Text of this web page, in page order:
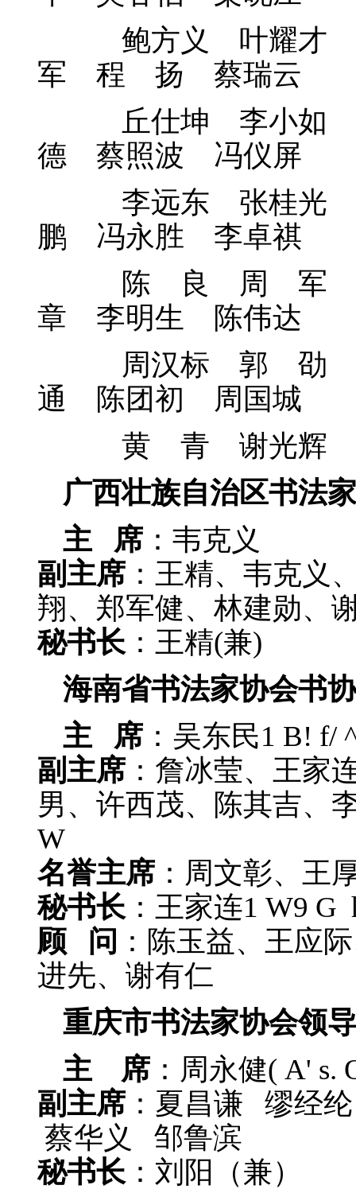
鲍方义 叶耀才
军 程 扬 蔡瑞云
丘仕坤 李小如
德 蔡照波 冯仪屏
李远东 张桂光
鹏 冯永胜 李卓祺
陈 良 周 军 徐
章 李明生 陈伟达
周汉标 郭 劭
通 陈团初 周国城
黄 青 谢光辉
广西壮族自治区书法
主 席 ：韦克义
副主席 ：王精、韦克义
翔、郑军健、林建勋、
秘书长 ：王精(兼)
海南省书法家协会书
主 席 ：吴东民1 B! f/
副主席 ：詹冰莹、王家
男、许西茂、陈其吉、
W
名誉主席 ：周文彰、王
秘书长 ：王家连1 W9 G
顾 问 ：陈玉益、王应
进先、谢有仁
重庆市书法家协会领
主 席 ：周永健( A' s.
副主席 ：夏昌谦 缪经
蔡华义 邹鲁滨
秘书长 ：刘阳（兼）